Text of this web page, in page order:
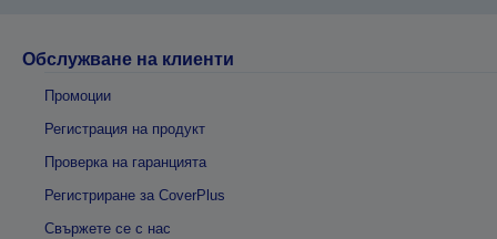
Обслужване на клиенти
Промоции
Регистрация на продукт
Проверка на гаранцията
Регистриране за CoverPlus
Свържете се с нас